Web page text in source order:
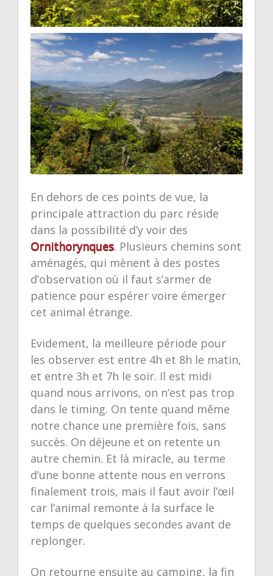
En dehors de ces points de vue, la
principale attraction du parc réside
dans la possibilité d’y voir des
Ornithorynques. Plusieurs chemins sont
aménagés, qui mènent à des postes
d’observation où il faut s’armer de
patience pour espérer voire émerger
cet animal étrange.
Evidement, la meilleure période pour
les observer est entre 4h et 8h le matin,
et entre 3h et 7h le soir. Il est midi
quand nous arrivons, on n’est pas trop
dans le timing. On tente quand même
notre chance une première fois, sans
succès. On déjeune et on retente un
autre chemin. Et là miracle, au terme
d’une bonne attente nous en verrons
finalement trois, mais il faut avoir l’œil
car l’animal remonte à la surface le
temps de quelques secondes avant de
replonger.
On retourne ensuite au camping, la fin